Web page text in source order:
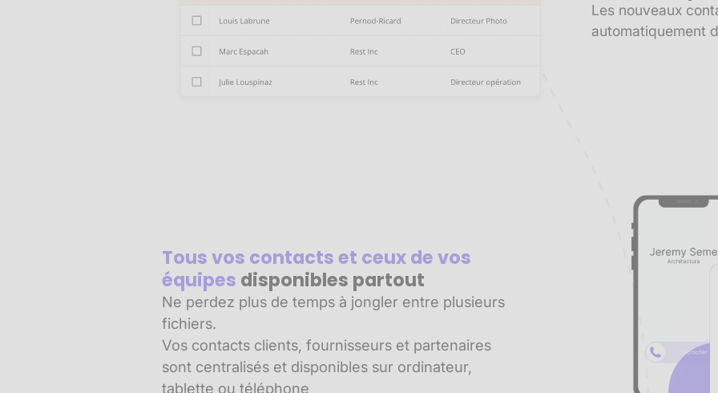
Les nouveaux
automatiquement
Tous vos contacts et ceux de vos
équipes disponibles partout
Ne perdez plus de temps à jongler entre plusieurs
fichiers.
Vos contacts clients, fournisseurs et partenaires
sont centralisés et disponibles sur ordinateur,
tablette ou téléphone